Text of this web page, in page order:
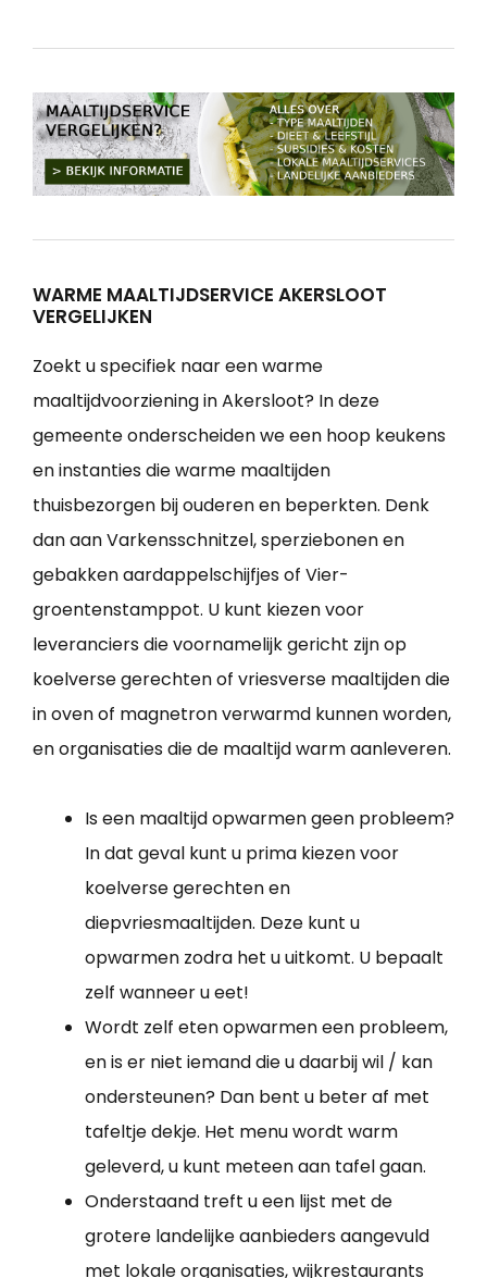
WARME MAALTIJDSERVICE AKERSLOOT
VERGELIJKEN
Zoekt u specifiek naar een warme
maaltijdvoorziening in Akersloot? In deze
gemeente onderscheiden we een hoop keukens
en instanties die warme maaltijden
thuisbezorgen bij ouderen en beperkten. Denk
dan aan Varkensschnitzel, sperziebonen en
gebakken aardappelschijfjes of Vier-
groentenstamppot. U kunt kiezen voor
leveranciers die voornamelijk gericht zijn op
koelverse gerechten of vriesverse maaltijden die
in oven of magnetron verwarmd kunnen worden,
en organisaties die de maaltijd warm aanleveren.
Is een maaltijd opwarmen geen probleem?
In dat geval kunt u prima kiezen voor
koelverse gerechten en
diepvriesmaaltijden. Deze kunt u
opwarmen zodra het u uitkomt. U bepaalt
zelf wanneer u eet!
Wordt zelf eten opwarmen een probleem,
en is er niet iemand die u daarbij wil / kan
ondersteunen? Dan bent u beter af met
tafeltje dekje. Het menu wordt warm
geleverd, u kunt meteen aan tafel gaan.
Onderstaand treft u een lijst met de
grotere landelijke aanbieders aangevuld
met lokale organisaties, wijkrestaurants